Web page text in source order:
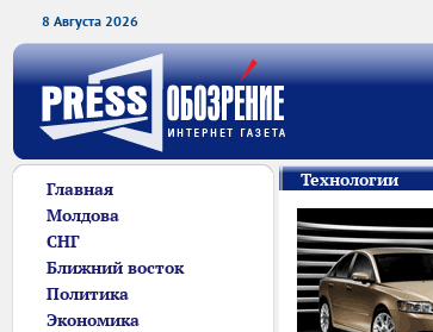
8 Августа 2026
Главная
Молдова
СНГ
Ближний восток
Политика
Экономика
Технологии